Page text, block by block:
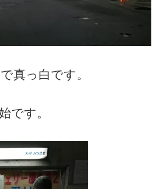
真っ白です。
です。